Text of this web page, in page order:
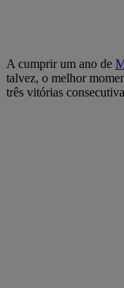
A cumprir um ano de
talvez, o melhor
três vitórias